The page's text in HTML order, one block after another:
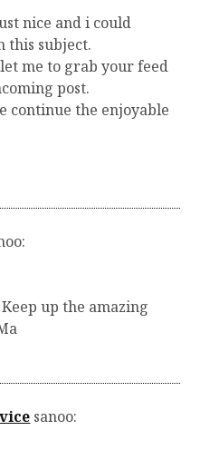
nice and i could
this subject.
me to grab your feed
post.
continue the enjoyable
up the amazing
sanoo: